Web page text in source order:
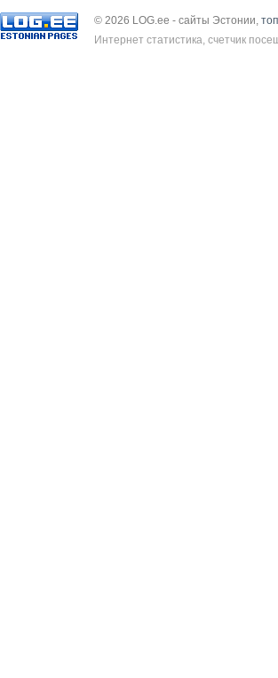
© 2026 LOG.ee - сайты Эстонии,
Интернет статистика, счетчик